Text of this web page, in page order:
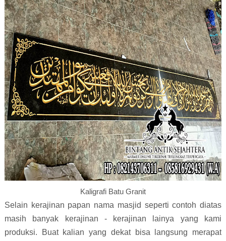
Kaligrafi Batu Granit
Selain kerajinan papan nama masjid seperti contoh diatas
masih banyak kerajinan - kerajinan lainya yang kami
produksi. Buat kalian yang dekat bisa langsung merapat